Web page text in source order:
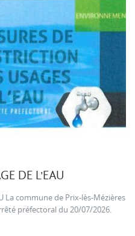
DE L'EAU
La commune de Prix-lès-Mézières
préfectoral du 20/07/2026.